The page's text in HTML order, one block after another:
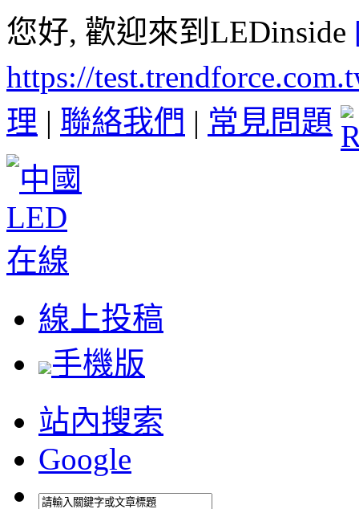
您好, 歡迎來到LEDinside
https://
理 | 聯絡我們 | 常見問題
線上投稿
手機版
站內搜索
Google